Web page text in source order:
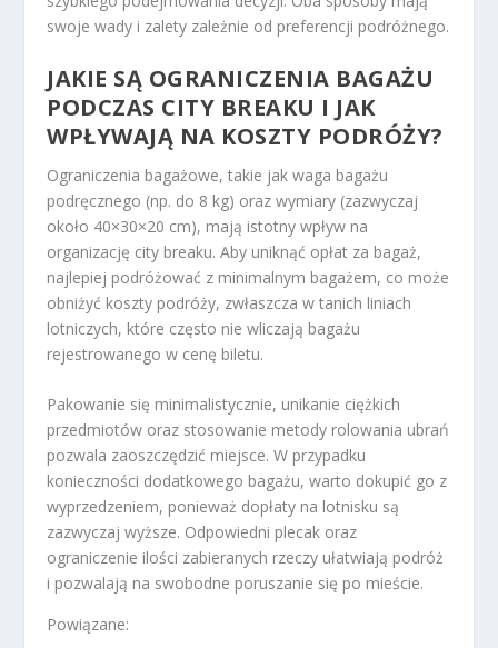
swoje wady i zalety zależnie od preferencji podróżnego.
JAKIE SĄ OGRANICZENIA BAGAŻU
PODCZAS CITY BREAKU I JAK
WPŁYWAJĄ NA KOSZTY PODRÓŻY?
Ograniczenia bagażowe, takie jak waga bagażu
podręcznego (np. do 8 kg) oraz wymiary (zazwyczaj
około 40×30×20 cm), mają istotny wpływ na
organizację city breaku. Aby uniknąć opłat za bagaż,
najlepiej podróżować z minimalnym bagażem, co może
obniżyć koszty podróży, zwłaszcza w tanich liniach
lotniczych, które często nie wliczają bagażu
rejestrowanego w cenę biletu.
Pakowanie się minimalistycznie, unikanie ciężkich
przedmiotów oraz stosowanie metody rolowania ubrań
pozwala zaoszczędzić miejsce. W przypadku
konieczności dodatkowego bagażu, warto dokupić go z
wyprzedzeniem, ponieważ dopłaty na lotnisku są
zazwyczaj wyższe. Odpowiedni plecak oraz
ograniczenie ilości zabieranych rzeczy ułatwiają podróż
i pozwalają na swobodne poruszanie się po mieście.
Powiązane: